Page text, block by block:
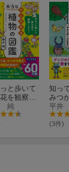
と歩いて
を観察し
すごすぎ
な植物の
純
知っ
みつ
かる
る身
図鑑
平井
(3件)